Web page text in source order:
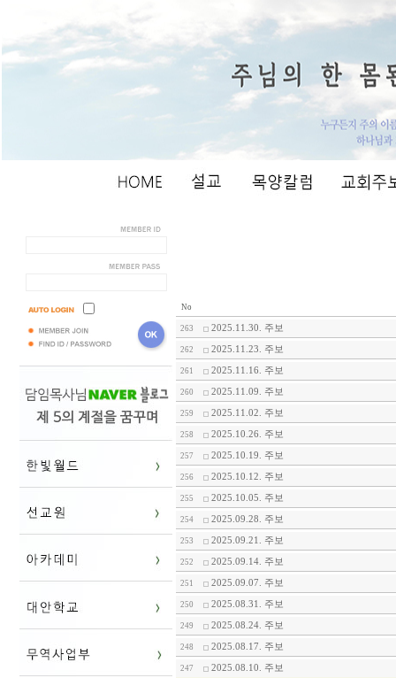
No
263 2025.11.30. 주보
262 2025.11.23. 주보
261 2025.11.16. 주보
260 2025.11.09. 주보
259 2025.11.02. 주보
258 2025.10.26. 주보
257 2025.10.19. 주보
256 2025.10.12. 주보
255 2025.10.05. 주보
254 2025.09.28. 주보
253 2025.09.21. 주보
252 2025.09.14. 주보
251 2025.09.07. 주보
250 2025.08.31. 주보
249 2025.08.24. 주보
248 2025.08.17. 주보
247 2025.08.10. 주보